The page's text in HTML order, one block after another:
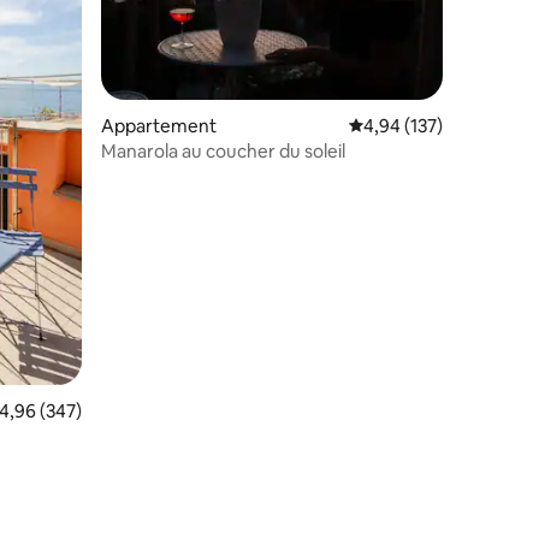
: 4,95 sur 5
moyenne sur la base de 347 commentaires : 4,96 sur 5
4,96 (347)
Appartement Évaluation moyenne
4,94 (137)
Manarola au coucher du soleil